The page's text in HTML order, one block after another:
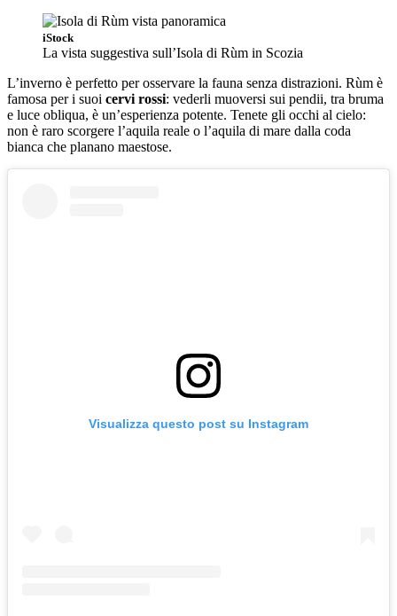
iStock
La vista suggestiva sull’Isola di Rùm in Scozia
L’inverno è perfetto per osservare la fauna senza distrazioni. Rùm è
famosa per i suoi cervi rossi: vederli muoversi sui pendii, tra bruma
e luce obliqua, è un’esperienza potente. Tenete gli occhi al cielo:
non è raro scorgere l’aquila reale o l’aquila di mare dalla coda
bianca che planano maestose.
Visualizza questo post su Instagram